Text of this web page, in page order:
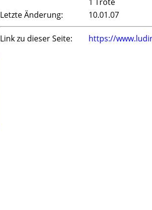
1 Tröte
Letzte Änderung:
10.01.07
Link zu dieser Seite: https://